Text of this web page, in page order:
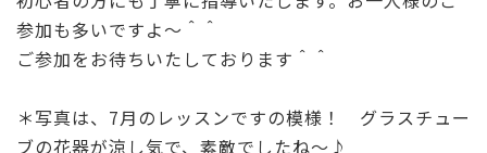
参加も多いですよ～＾＾
ご参加をお待ちいたしております＾＾
＊写真は、7月のレッスンですの模様！ グラスチュー
ブの花器が涼し気で、素敵でしたね～♪